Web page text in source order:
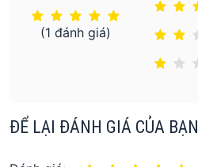
(1 đánh giá)
ĐỂ LẠI ĐÁNH GIÁ CỦA BẠN